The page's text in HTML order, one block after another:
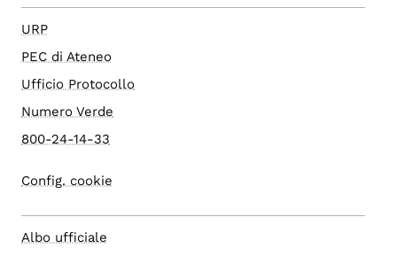
URP
PEC di Ateneo
Ufficio Protocollo
Numero Verde
800-24-14-33
Config. cookie
Albo ufficiale